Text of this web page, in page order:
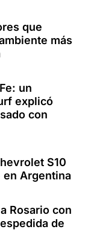
que
más
un
explicó
con
S10
en Argentina
Rosario con
de